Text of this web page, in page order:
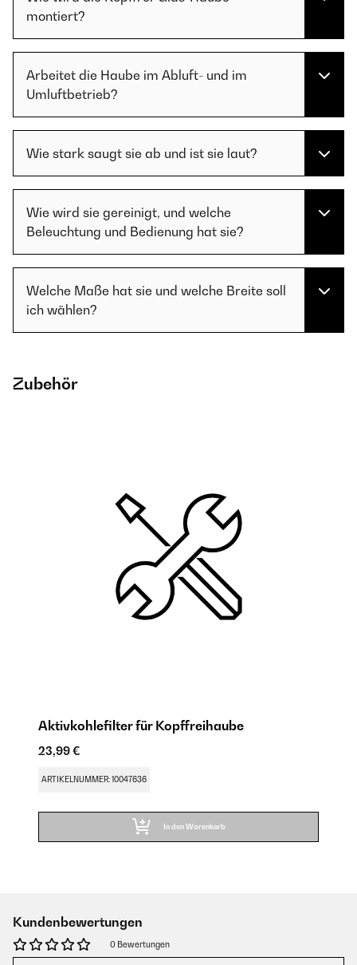
montiert?
Arbeitet die Haube im Abluft- und im
Umluftbetrieb?
Wie stark saugt sie ab und ist sie laut?
Wie wird sie gereinigt, und welche
Beleuchtung und Bedienung hat sie?
Welche Maße hat sie und welche Breite soll
ich wählen?
Zubehör
Aktivkohlefilter für Kopffreihaube
23,99 €
ARTIKELNUMMER: 10047636
In den Warenkorb
Kundenbewertungen
0 Bewertungen